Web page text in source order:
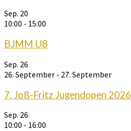
Sep. 20
10:00 - 15:00
BJMM U8
Sep. 26
26. September - 27. September
7. Joß-Fritz Jugendopen 2026
Sep. 26
10:00 - 16:00